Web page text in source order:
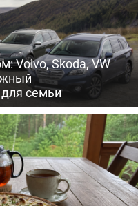
Volvo, Skoda, VW
семьи